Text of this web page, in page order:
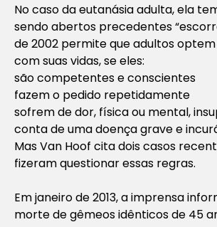
No caso da eutanásia adulta, ela
sendo abertos precedentes
de 2002 permite que adultos
com suas vidas, se eles:
são competentes e conscientes
fazem o pedido repetidamente
sofrem de dor, física ou mental,
conta de uma doença grave e
Mas Van Hoof cita dois casos
fizeram questionar essas regras.
Em janeiro de 2013, a imprensa
morte de gêmeos idênticos de 45